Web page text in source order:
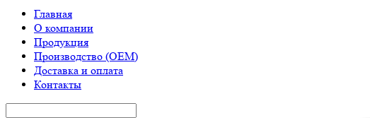
Главная
О компании
Продукция
Производство (ОЕМ)
Доставка и оплата
Контакты